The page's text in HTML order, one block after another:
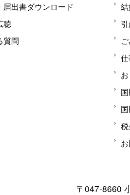
届出書ダウンロード
聴
質問
〒047-8660